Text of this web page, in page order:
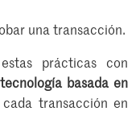
una transacción.
prácticas con
tecnología basada en
transacción en